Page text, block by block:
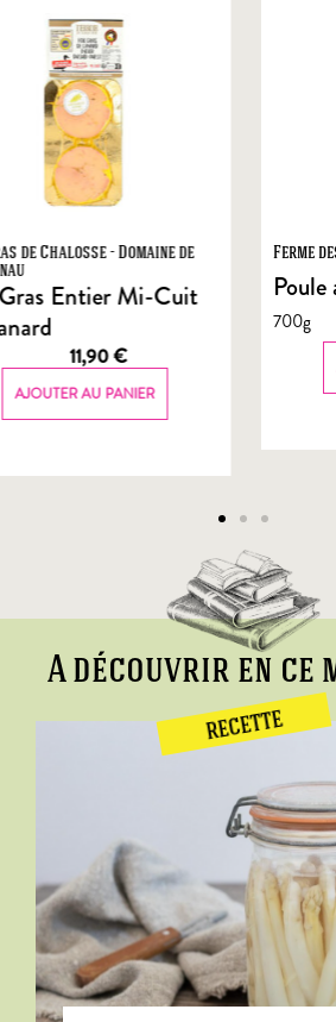
de Chalosse - Domaine de
Entier Mi-Cuit
11,90€
AJOUTER AU PANIER
Ferme
Poule
700g
A découvrir en ce
RECETTE